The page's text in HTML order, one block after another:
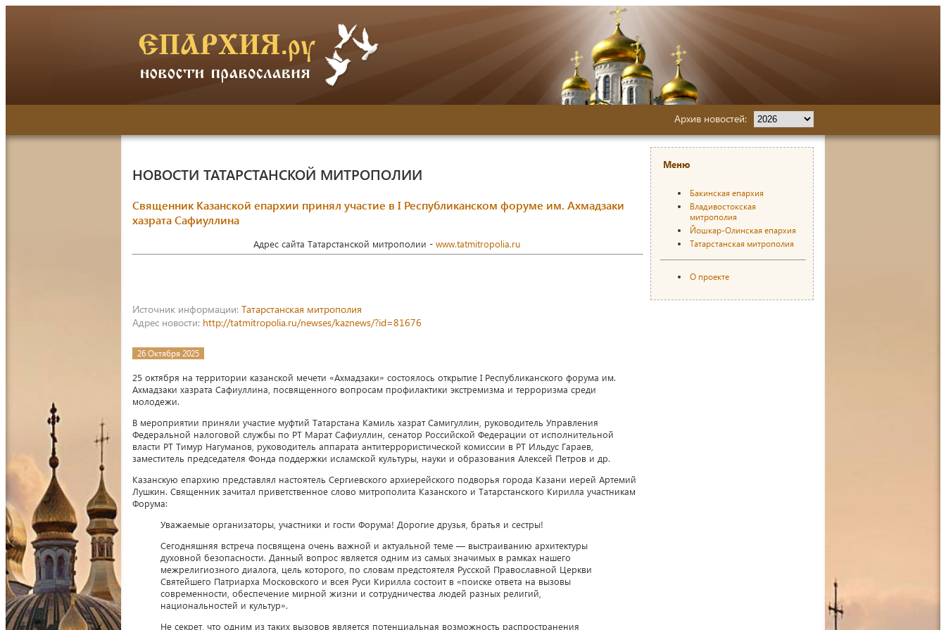
Архив новостей:
НОВОСТИ ТАТАРСТАНСКОЙ МИТРОПОЛИИ
Священник Казанской епархии принял участие в I Республиканском форуме им. Ахмадзаки
хазрата Сафиуллина
Адрес сайта Татарстанской митрополии - www.tatmitropolia.ru
Источник информации: Татарстанская митрополия
Адрес новости: http://tatmitropolia.ru/newses/kaznews/?id=81676
26 Октября 2025
25 октября на территории казанской мечети «Ахмадзаки» состоялось открытие I Республиканского форума им.
Ахмадзаки хазрата Сафиуллина, посвященного вопросам профилактики экстремизма и терроризма среди
молодежи.
В мероприятии приняли участие муфтий Татарстана Камиль хазрат Самигуллин, руководитель Управления
Федеральной налоговой службы по РТ Марат Сафиуллин, сенатор Российской Федерации от исполнительной
власти РТ Тимур Нагуманов, руководитель аппарата антитеррористической комиссии в РТ Ильдус Гараев,
заместитель председателя Фонда поддержки исламской культуры, науки и образования Алексей Петров и др.
Казанскую епархию представлял настоятель Сергиевского архиерейского подворья города Казани иерей Артемий
Лушкин. Священник зачитал приветственное слово митрополита Казанского и Татарстанского Кирилла участникам
Форума:
Уважаемые организаторы, участники и гости Форума! Дорогие друзья, братья и сестры!
Сегодняшняя встреча посвящена очень важной и актуальной теме — выстраиванию архитектуры
духовной безопасности. Данный вопрос является одним из самых значимых в рамках нашего
межрелигиозного диалога, цель которого, по словам предстоятеля Русской Православной Церкви
Святейшего Патриарха Московского и всея Руси Кирилла состоит в «поиске ответа на вызовы
современности, обеспечение мирной жизни и сотрудничества людей разных религий,
национальностей и культур».
Не секрет, что одним из таких вызовов является потенциальная возможность распространения
Меню
Бакинская епархия
Владивостокская
митрополия
Йошкар-Олинская епархия
Татарстанская митрополия
О проекте